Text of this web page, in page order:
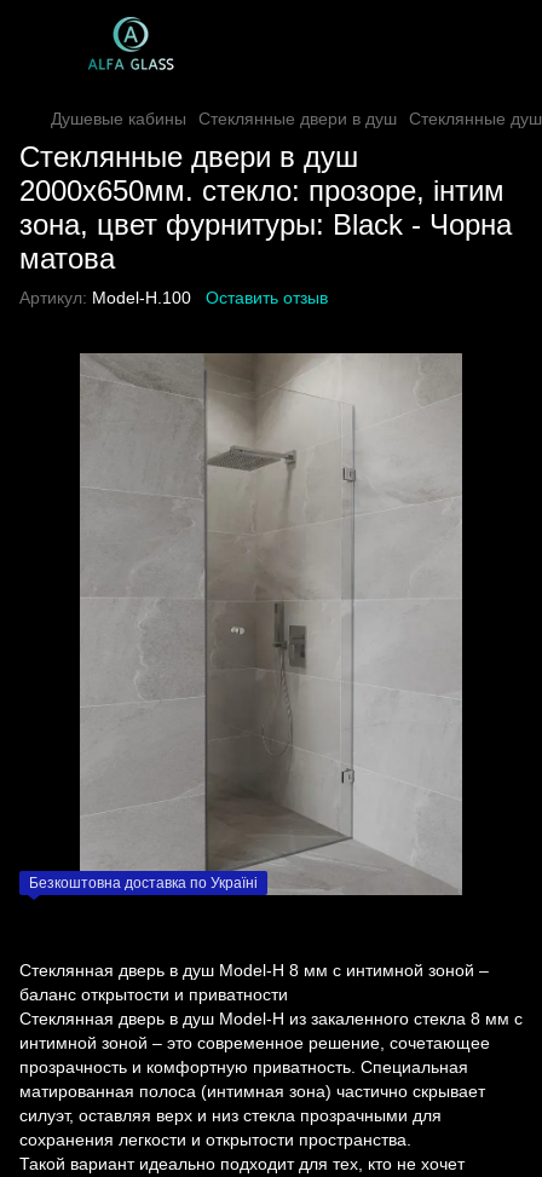
Душевые кабины Стеклянные двери в душ Стеклянные
Стеклянные двери в душ
2000х650мм. стекло: прозоре, інтим
зона, цвет фурнитуры: Black - Чорна
матова
Артикул: Model-H.100 Оставить отзыв
Безкоштовна доставка по Україні
Стеклянная дверь в душ Model-H 8 мм с интимной зоной –
баланс открытости и приватности
Стеклянная дверь в душ Model-H из закаленного стекла 8 мм с
интимной зоной – это современное решение, сочетающее
прозрачность и комфортную приватность. Специальная
матированная полоса (интимная зона) частично скрывает
силуэт, оставляя верх и низ стекла прозрачными для
сохранения легкости и открытости пространства.
Такой вариант идеально подходит для тех, кто не хочет